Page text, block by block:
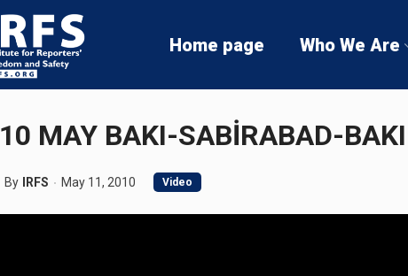
Home page Who We Are
10 MAY BAKI-SABİRABAD-BAKI
By IRFS May 11, 2010 Video